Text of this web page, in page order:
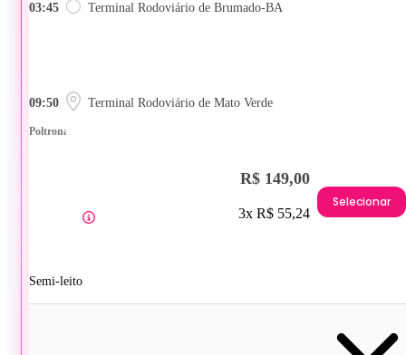
03:45 Terminal Rodoviário de Brumado-BA
09:50 Terminal Rodoviário de Mato Verde
Poltrona
Semi-leito
R$ 149,00
3x R$ 55,24
Selecionar